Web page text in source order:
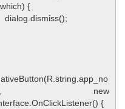
{
dialog.dismiss();
new
{